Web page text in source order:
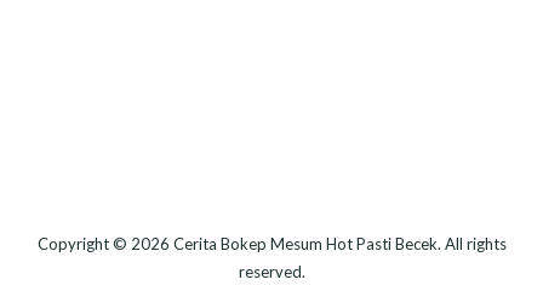
Copyright © 2026 Cerita Bokep Mesum Hot Pasti Becek. All rights
reserved.